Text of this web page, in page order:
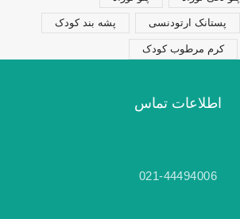
پستانک ارتودنسی پشه بند کودک
کرم مرطوب کودک
اطلاعات تماس
021-44494006